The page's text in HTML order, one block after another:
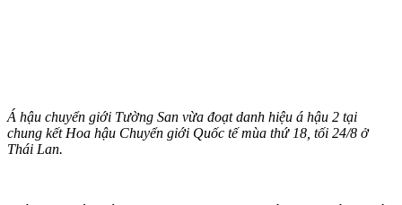
Á hậu chuyển giới Tường San vừa đoạt danh hiệu á hậu 2 tại
chung kết Hoa hậu Chuyển giới Quốc tế mùa thứ 18, tối 24/8 ở
Thái Lan.